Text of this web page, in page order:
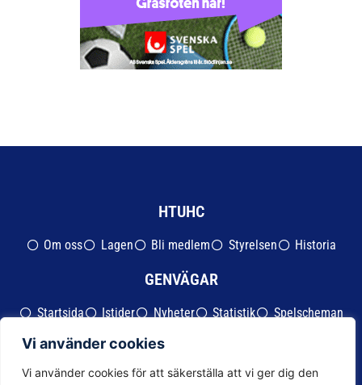
Vi använder cookies
Vi använder cookies för att säkerställa att vi ger dig den
HTUHC
Om oss Lagen Bli medlem Styrelsen Historia
GENVÄGAR
Startsida Istider Nyheter Statistik
Spelscheman
KONTAKT